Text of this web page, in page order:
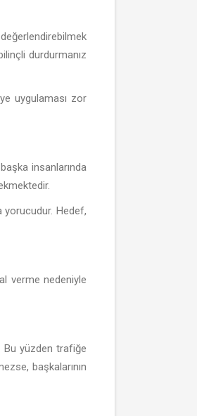
durdurmanız
uygulaması zor
insanlarında
yorucudur. Hedef,
verme nedeniyle
Bu yüzden trafiğe
başkalarının